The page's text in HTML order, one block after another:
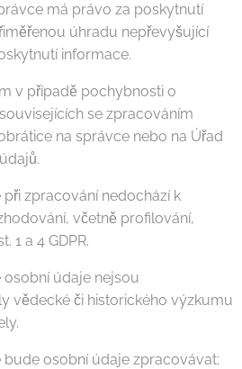
má právo za poskytnutí
úhradu nepřevyšující
informace.
v případě pochybnosti o
se zpracováním
na správce nebo na Úřad
zpracování nedochází k
včetně profilování,
1 a 4 GDPR.
údaje nejsou
vědecké či historického výzkumu
osobní údaje zpracovávat: